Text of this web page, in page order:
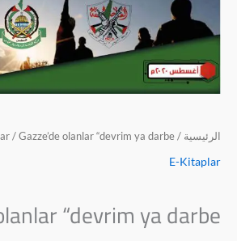
الرئيسية /
/ Gazze’de olanlar “devrim ya darbe”
E-Kitaplar
“devrim ya darbe”